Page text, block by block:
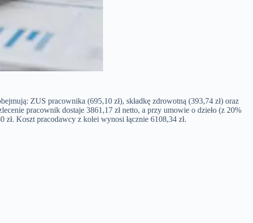
ZUS pracownika (695,10 zł), składkę zdrowotną (393,74 zł) oraz
pracownik dostaje 3861,17 zł netto, a przy umowie o dzieło (z 20%
Koszt pracodawcy z kolei wynosi łącznie 6108,34 zł.